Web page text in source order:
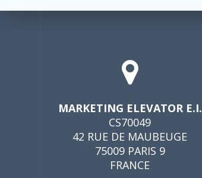
MARKETING ELEVATOR E.I.
CS70049
42 RUE DE MAUBEUGE
75009 PARIS 9
FRANCE